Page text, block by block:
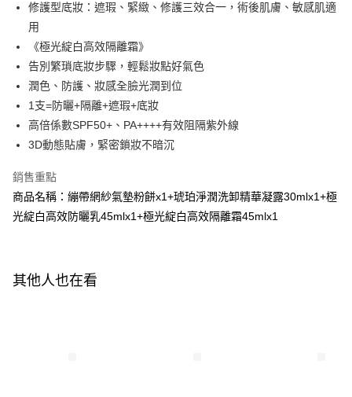
Google Pay
全盈+PAY
AFTEE先享後付
相關說明
【關於「AFTEE先享後付」】
AFTEE先享後付是「在收到商品之後才付款」的支付方式。 讓您購物簡單
１．簡單：不需註冊會員、不需綁卡、不需儲值。
３．安心：先確認商品／服務後，再付款。
１．於結帳方式選擇「AFTEE先享後付」後，將跳轉至「AFTEE先享後付」
ATM／網路銀行／等多元方式進行付款，方視為交易完成。
ATM付款
全家付款取貨
每筆NT$100，滿NT$600(含以上)免運費
萊爾富取貨付款
修護型底妝：遮瑕、緊緻、修護三效合一，術後肌膚、敏感肌適
用
《極光綻白高效隔離霜》
告別繁瑣底妝步驟，輕鬆妝點好氣色
潤色、防護、妝感全臉光潤到位
1支=防曬+隔離+遮瑕+底妝
高倍係數SPF50+、PA++++有效阻隔紫外線
3D動態貼膚，緊密鎖妝不暗沉
銷售重點
商品名稱：繃帶網紗氣墊粉餅x1+琥珀淨潤洗卸精華凝露30mlx1+極
光綻白高效防曬乳45mlx1+極光綻白高效隔離霜45mlx1
其他人也在看